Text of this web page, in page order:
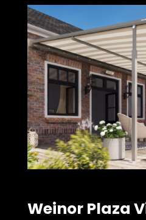
Weinor Plaza